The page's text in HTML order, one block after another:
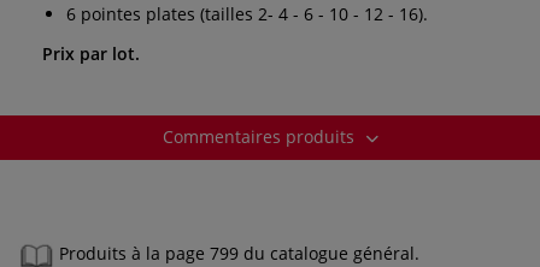
6 pointes plates (tailles 2- 4 - 6 - 10 - 12 - 16).
Prix par lot.
Commentaires produits
Produits à la page 799 du catalogue général.